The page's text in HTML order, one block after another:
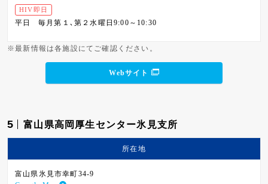
HIV即日
平日 毎月第１､第２水曜日9:00～10:30
※最新情報は各施設にてご確認ください。
Webサイト
5 富山県高岡厚生センター氷見支所
所在地
富山県氷見市幸町34-9